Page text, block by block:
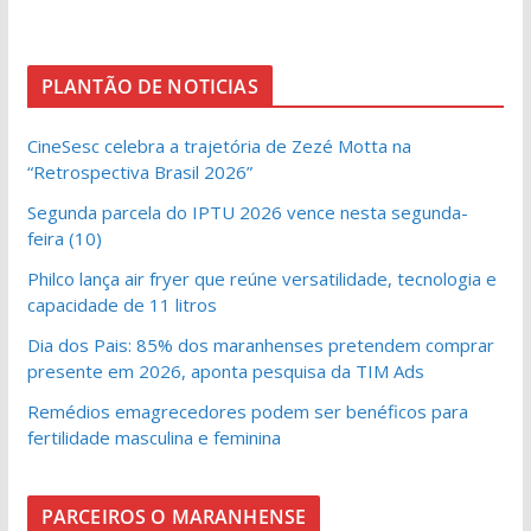
PLANTÃO DE NOTICIAS
CineSesc celebra a trajetória de Zezé Motta na
“Retrospectiva Brasil 2026”
Segunda parcela do IPTU 2026 vence nesta segunda-
feira (10)
Philco lança air fryer que reúne versatilidade, tecnologia e
capacidade de 11 litros
Dia dos Pais: 85% dos maranhenses pretendem comprar
presente em 2026, aponta pesquisa da TIM Ads
Remédios emagrecedores podem ser benéficos para
fertilidade masculina e feminina
PARCEIROS O MARANHENSE